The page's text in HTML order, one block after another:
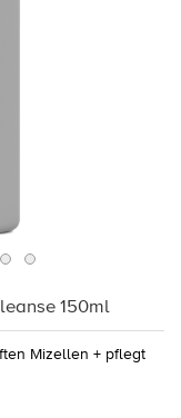
150ml
Mizellen + pflegt